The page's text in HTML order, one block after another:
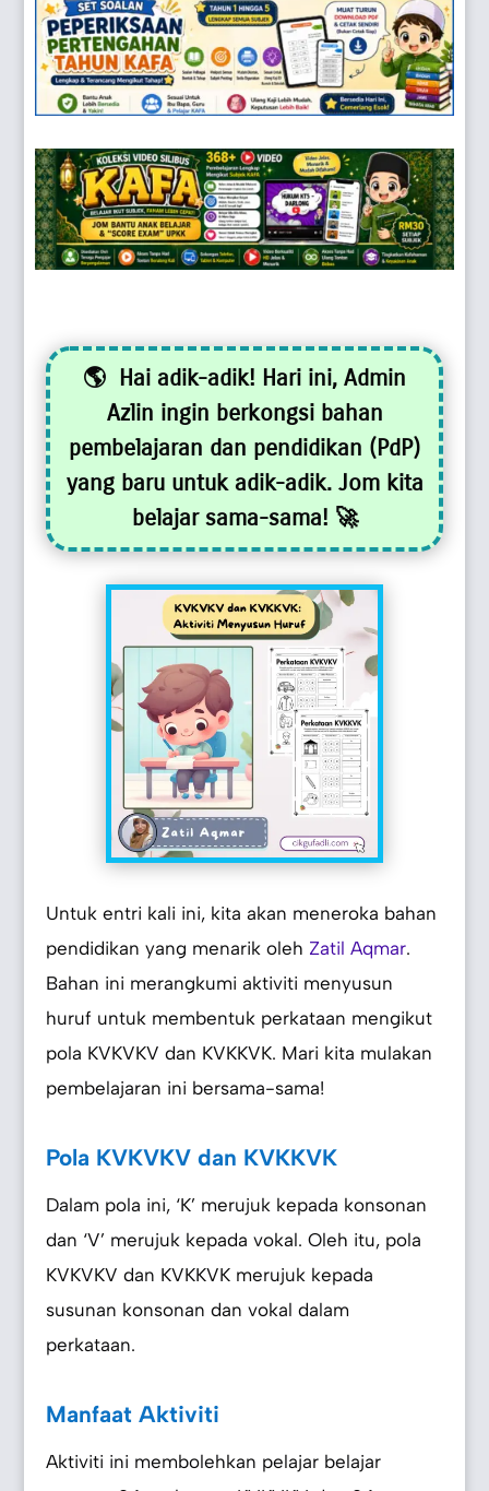
🌎 Hai adik-adik! Hari ini, Admin
Azlin ingin berkongsi bahan
pembelajaran dan pendidikan (PdP)
yang baru untuk adik-adik. Jom kita
belajar sama-sama! 🚀
Untuk entri kali ini, kita akan meneroka bahan
pendidikan yang menarik oleh Zatil Aqmar.
Bahan ini merangkumi aktiviti menyusun
huruf untuk membentuk perkataan mengikut
pola KVKVKV dan KVKKVK. Mari kita mulakan
pembelajaran ini bersama-sama!
Pola KVKVKV dan KVKKVK
Dalam pola ini, ‘K’ merujuk kepada konsonan
dan ‘V’ merujuk kepada vokal. Oleh itu, pola
KVKVKV dan KVKKVK merujuk kepada
susunan konsonan dan vokal dalam
perkataan.
Manfaat Aktiviti
Aktiviti ini membolehkan pelajar belajar